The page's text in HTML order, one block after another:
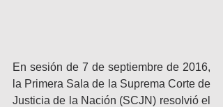
En sesión de 7 de septiembre de 2016,
la Primera Sala de la Suprema Corte de
Justicia de la Nación (SCJN) resolvió el